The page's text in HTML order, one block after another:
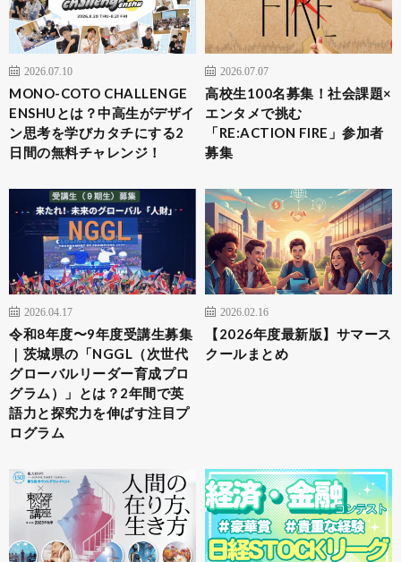
2026.07.10
MONO-COTO CHALLENGE
ENSHUとは？中高生がデザイ
ン思考を学びカタチにする2
日間の無料チャレンジ！
2026.07.07
高校生100名募集！社会課題×
エンタメで挑む
「RE:ACTION FIRE」参加者
募集
2026.04.17
令和8年度〜9年度受講生募集
｜茨城県の「NGGL（次世代
グローバルリーダー育成プロ
グラム）」とは？2年間で英
語力と探究力を伸ばす注目プ
ログラム
2026.02.16
【2026年度最新版】サマース
クールまとめ